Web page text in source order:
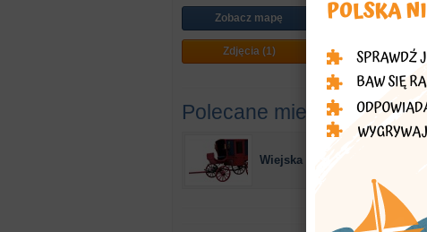
Zobacz mapę
Zdjęcia (1)
Jak dojechać
Plan miasta
Polecane miejsca
Wiejska rezydencja